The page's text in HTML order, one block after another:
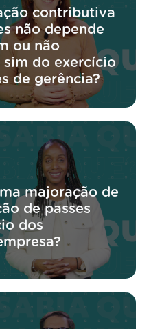
contributiva
não depende
ou não
sim do exercício
de gerência?
majoração de
de passes
dos